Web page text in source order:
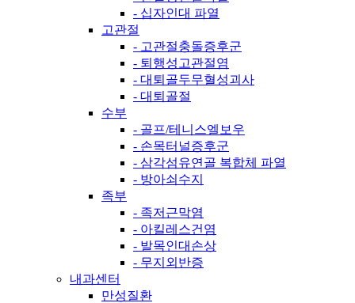
- 십자인대 파열
고관절
- 고관절충돌증후군
- 퇴행성고관절염
- 대퇴골두무혈성괴사
- 대퇴골절
수부
- 골프/테니스엘보우
- 손목터널증후군
- 삼각섬유연골 복합체 파열
- 방아쇠수지
족부
- 족저근막염
- 아킬레스건염
- 발목인대손상
- 무지외반증
내과센터
만성질환